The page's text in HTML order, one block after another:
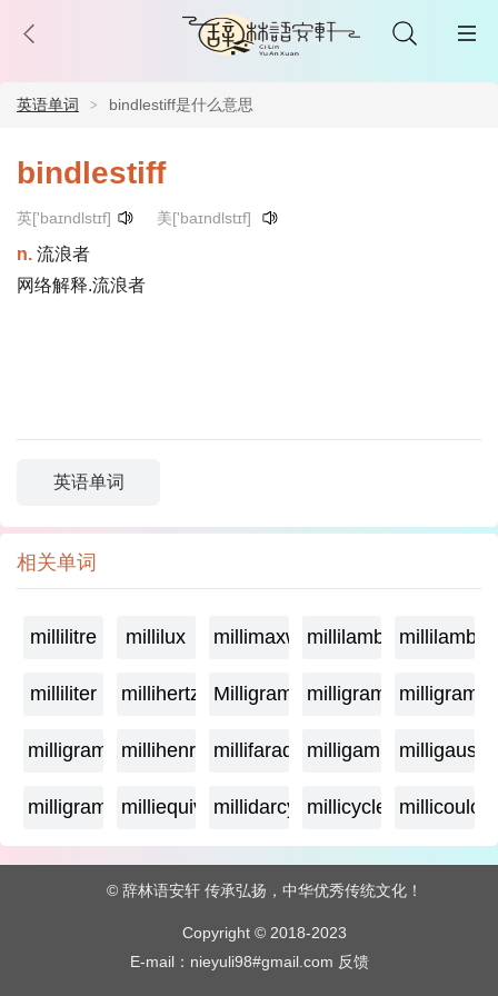
英语单词 bindlestiff是什么意思
bindlestiff
英['baɪndlstɪf] 美['baɪndlstɪf]
n. 流浪者
网络解释.流浪者
英语单词
相关单词
millilitre millilux millimaxwellmillilambda
milliliter millihertz Milligramagemilligrame
milligrammemillihenry millifarad milligammamilligauss
milligram milliequivalentmillidarcy millicycle
© 辞林语安轩 传承弘扬，中华优秀传统文化！
Copyright © 2018-2023
E-mail：nieyuli98#gmail.com 反馈